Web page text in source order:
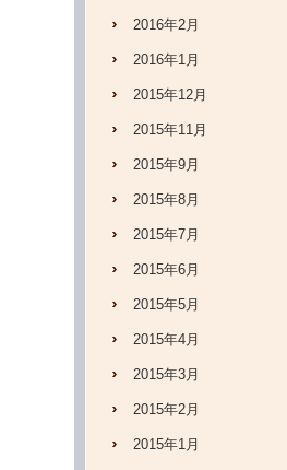
2016年2月
2016年1月
2015年12月
2015年11月
2015年9月
2015年8月
2015年7月
2015年6月
2015年5月
2015年4月
2015年3月
2015年2月
2015年1月